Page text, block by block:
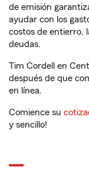
de emisión
ayudar con los
costos de entierro,
deudas.
Tim Cordell en
después de que
en línea.
Comience su
y sencillo!